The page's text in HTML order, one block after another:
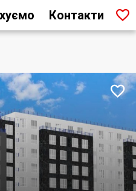
Контакти 
